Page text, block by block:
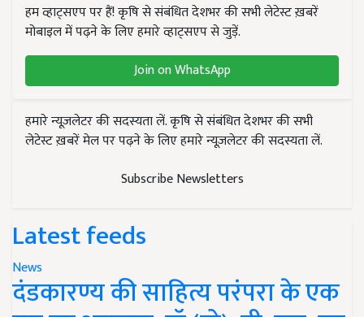
हम व्हाट्सएप पर हैं! कृषि से संबंधित देशभर की सभी लेटेस्ट ख़बरें
मोबाइल में पढ़ने के लिए हमारे व्हाट्सएप से जुड़ें.
Join on WhatsApp
हमारे न्यूज़लेटर की सदस्यता लें. कृषि से संबंधित देशभर की सभी
लेटेस्ट ख़बरें मेल पर पढ़ने के लिए हमारे न्यूज़लेटर की सदस्यता लें.
Subscribe Newsletters
Latest feeds
News
दंडकारण्य की साहित्य परंपरा के एक